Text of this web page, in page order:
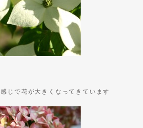
じで花が大きくなってきています